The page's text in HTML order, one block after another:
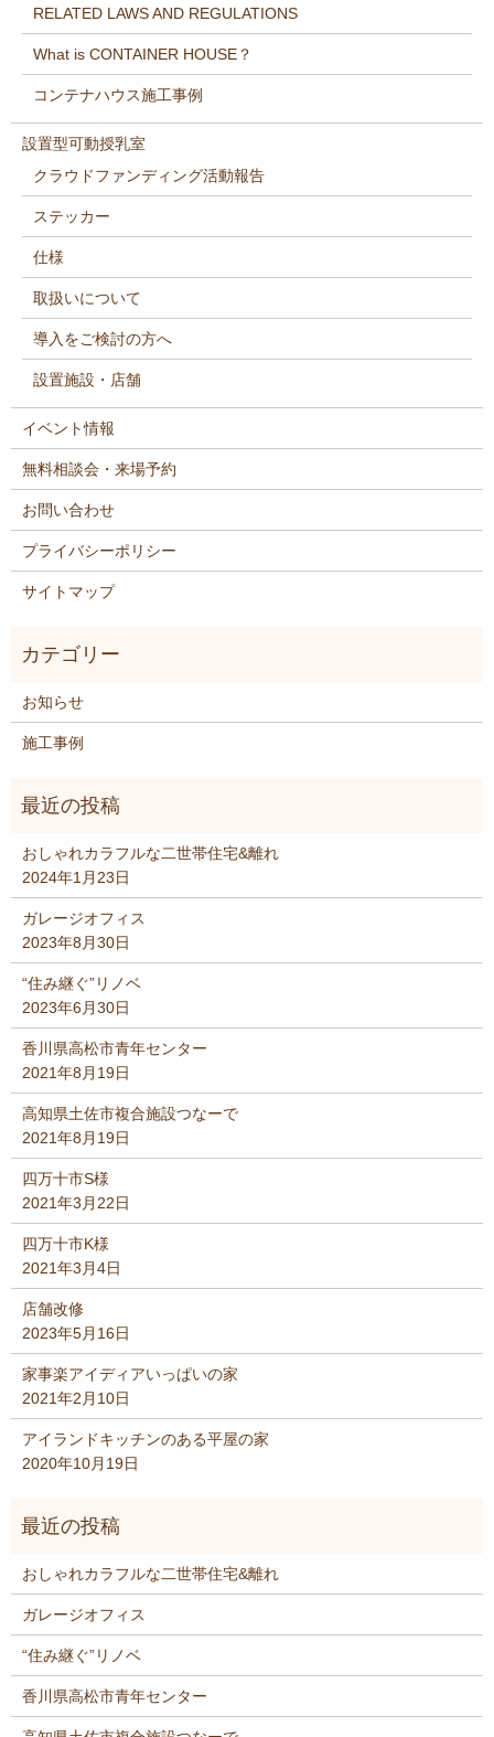
RELATED LAWS AND REGULATIONS
What is CONTAINER HOUSE？
コンテナハウス施工事例
設置型可動授乳室
クラウドファンディング活動報告
ステッカー
仕様
取扱いについて
導入をご検討の方へ
設置施設・店舗
イベント情報
無料相談会・来場予約
お問い合わせ
プライバシーポリシー
サイトマップ
お知らせ
施工事例
おしゃれカラフルな二世帯住宅&離れ
2024年1月23日
ガレージオフィス
2023年8月30日
“住み継ぐ”リノベ
2023年6月30日
香川県高松市青年センター
2021年8月19日
高知県土佐市複合施設つなーで
2021年8月19日
四万十市S様
2021年3月22日
四万十市K様
2021年3月4日
店舗改修
2023年5月16日
家事楽アイディアいっぱいの家
2021年2月10日
アイランドキッチンのある平屋の家
2020年10月19日
おしゃれカラフルな二世帯住宅&離れ
ガレージオフィス
“住み継ぐ”リノベ
香川県高松市青年センター